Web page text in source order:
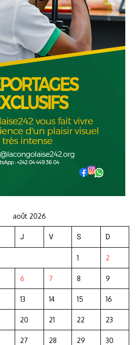
août 2026
J V S D
1 2
6 7 8 9
13 14 15 16
20 21 22 23
27 28 29 30